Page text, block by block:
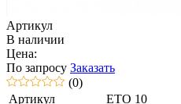
Артикул
В наличии
Цена:
По запросу Заказать
(0)
Артикул
ETO 10